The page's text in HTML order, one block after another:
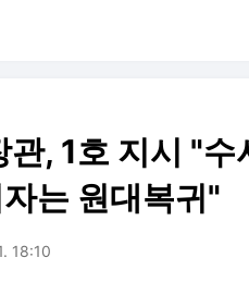
관, 1호 지시 "
는 원대복귀"
18:10